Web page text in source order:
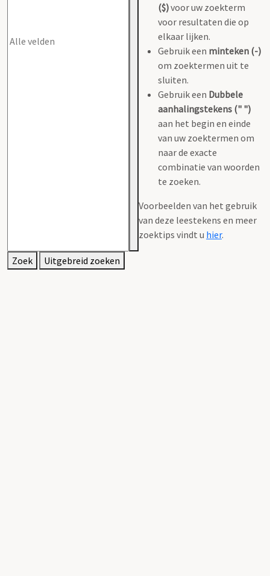
($)voor uw zoekterm
voor resultaten die op
elkaar lijken.
Gebruik een minteken (-)
om zoektermen uit te
sluiten.
Gebruik een Dubbele
aanhalingstekens (" ")
aan het begin en einde
van uw zoektermen om
naar de exacte
combinatie van woorden
te zoeken.
Voorbeelden van het gebruik
van deze leestekens en meer
zoektips vindt u hier.
Zoek Uitgebreid zoeken